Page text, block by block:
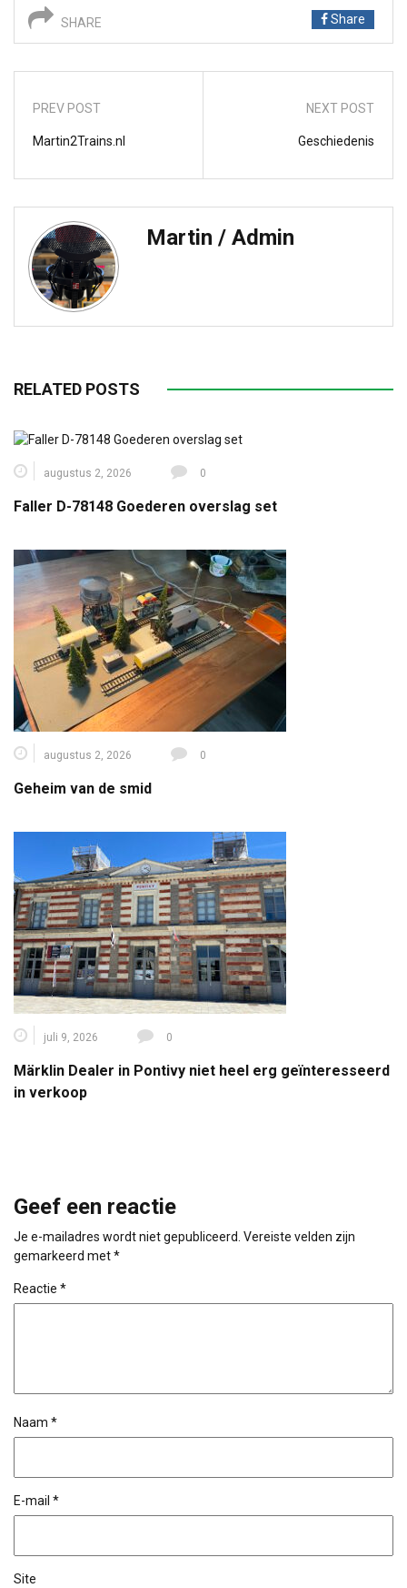
SHARE Share
PREV POST
Martin2Trains.nl
NEXT POST
Geschiedenis
Martin / Admin
RELATED POSTS
augustus 2, 2026 0
Faller D-78148 Goederen overslag set
augustus 2, 2026 0
Geheim van de smid
juli 9, 2026 0
Märklin Dealer in Pontivy niet heel erg geïnteresseerd
in verkoop
Geef een reactie
Je e-mailadres wordt niet gepubliceerd. Vereiste velden zijn
gemarkeerd met*
Reactie *
Naam *
E-mail *
Site